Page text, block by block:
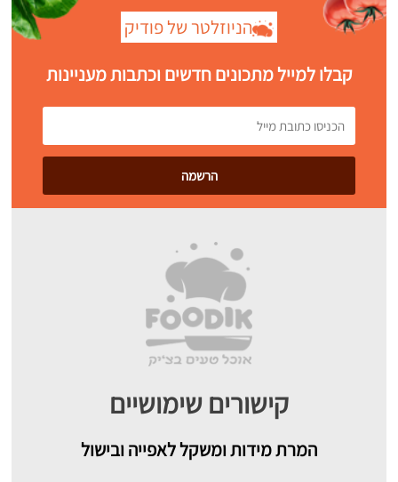
הניוזלטר של פודיק
קבלו למייל מתכונים חדשים וכתבות מעניינות
קישורים שימושיים
המרת מידות ומשקל לאפייה ובישול